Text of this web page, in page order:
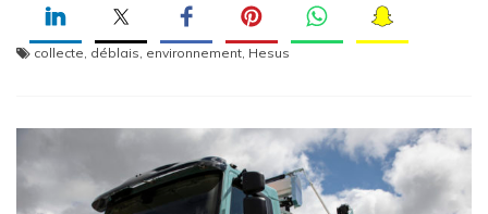
collecte, déblais, environnement, Hesus